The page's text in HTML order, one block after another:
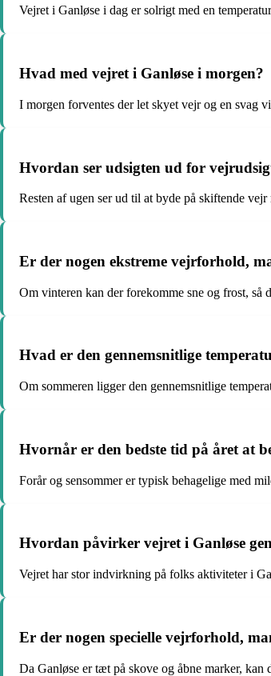
Vejret i Ganløse i dag er solrigt med en
Hvad med vejret i Ganløse i morgen?
I morgen forventes der let skyet vejr og en svag
Hvordan ser udsigten ud for
Resten af ugen ser ud til at byde på skiftende
Er der nogen ekstreme vejrforhold,
Om vinteren kan der forekomme sne og frost, så
Hvad er den gennemsnitlige
Om sommeren ligger den gennemsnitlige
Hvornår er den bedste tid på året at
Forår og sensommer er typisk behagelige med
Hvordan påvirker vejret i Ganløse
Vejret har stor indvirkning på folks aktiviteter i
Er der nogen specielle vejrforhold,
Da Ganløse er tæt på skove og åbne marker,